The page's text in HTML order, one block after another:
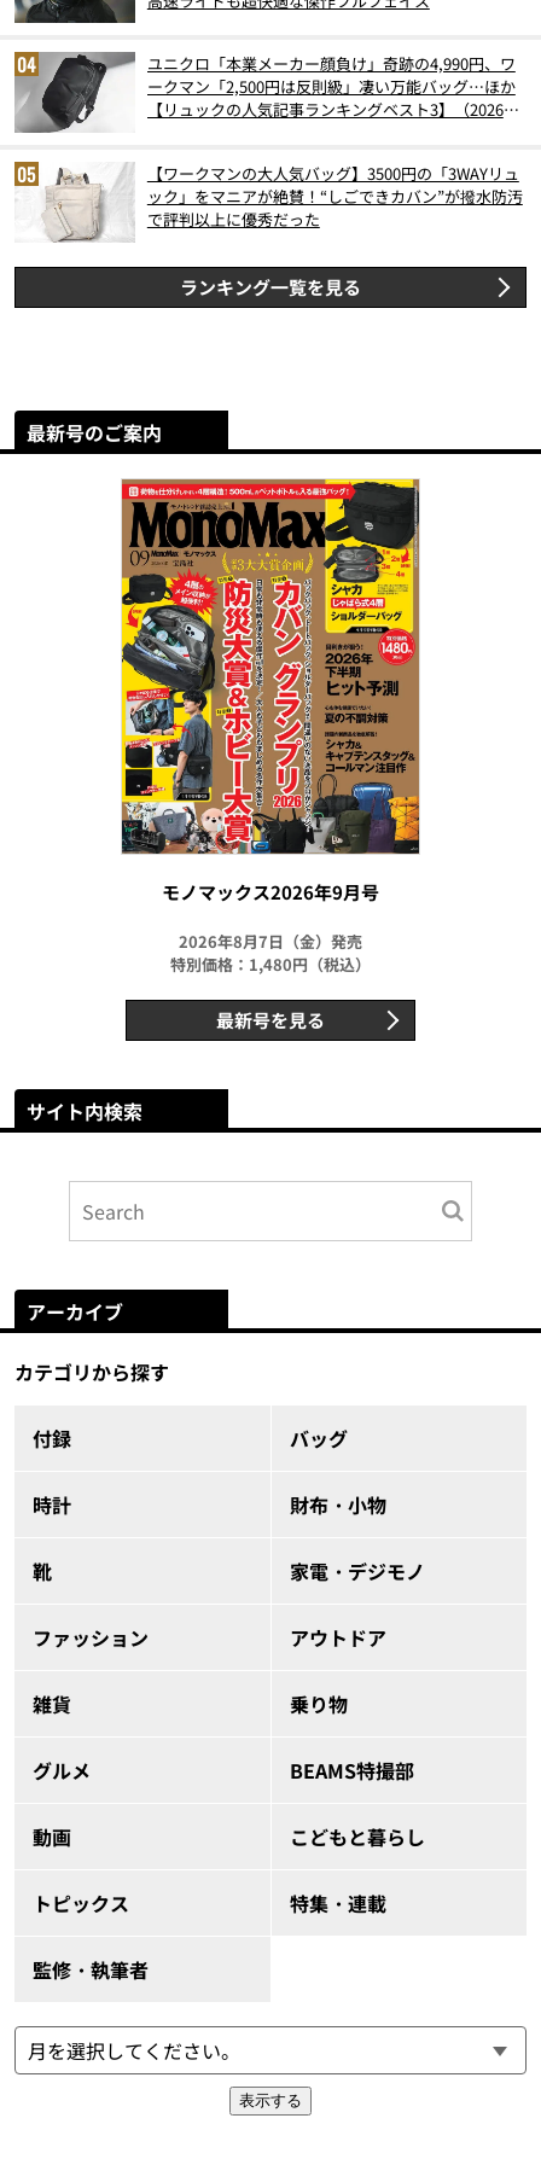
ユニクロ「本業メーカー顔負け」奇跡の4,990円、ワ
ークマン「2,500円は反則級」凄い万能バッグ…ほか
【リュックの人気記事ランキングベスト3】（2026年
【ワークマンの大人気バッグ】3500円の「3WAYリュ
ック」をマニアが絶賛！“しごできカバン”が撥水防汚
で評判以上に優秀だった
ランキング一覧を見る
最新号のご案内
モノマックス2026年9月号
2026年8月7日（金）発売
特別価格：1,480円（税込）
最新号を見る
サイト内検索
アーカイブ
カテゴリから探す
付録 バッグ
時計 財布・小物
靴 家電・デジモノ
ファッション アウトドア
雑貨 乗り物
グルメ BEAMS特撮部
動画 こどもと暮らし
トピックス 特集・連載
監修・執筆者
表示する